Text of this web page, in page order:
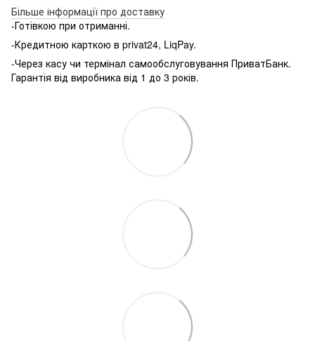
Більше інформації про доставку
-Готівкою при отриманні.
-Кредитною карткою в privat24, LiqPay.
-Через касу чи термінал самообслуговування ПриватБанк.
Гарантія від виробника від 1 до 3 років.